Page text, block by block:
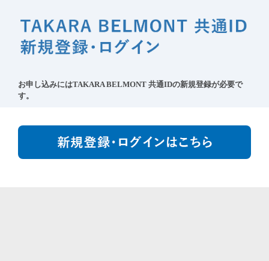
お申し込みには​TAKARA BELMONT 共通IDの新規登録​が必要で
す。​